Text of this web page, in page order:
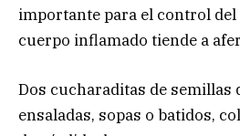
importante para el control del
cuerpo inflamado tiende a
Dos cucharaditas de semillas
ensaladas, sopas o batidos,